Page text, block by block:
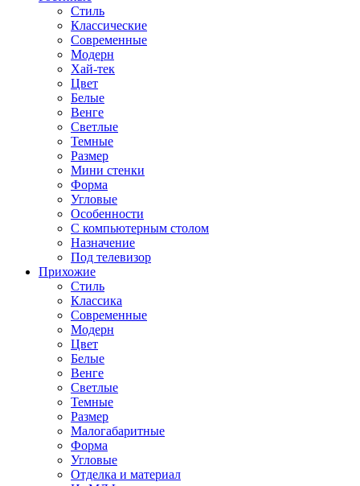
Стиль
Классические
Современные
Модерн
Хай-тек
Цвет
Белые
Венге
Светлые
Темные
Размер
Мини стенки
Форма
Угловые
Особенности
С компьютерным столом
Назначение
Под телевизор
Прихожие
Стиль
Классика
Современные
Модерн
Цвет
Белые
Венге
Светлые
Темные
Размер
Малогабаритные
Форма
Угловые
Отделка и материал